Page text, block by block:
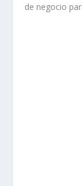
de negocio